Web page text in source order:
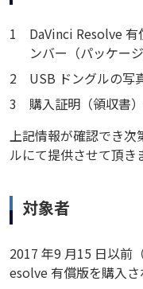
1
DaVinci Resolve
ンバー（パッケー
2
USB ドングルの写
3
購入証明（領収書
上記情報が確認でき
ルにて提供させて頂き
対象者
2017 年9 月15 日以前
esolve 有償版を購入